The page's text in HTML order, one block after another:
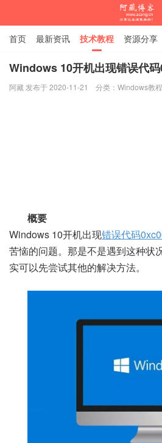
首页 最新资讯 技术教程 资源分享
杂谈随笔
Windows 10开机出现错误代
阿藏 发布于 2020-11-21 分类： Windows教程
概要
Windows 10开机出现错误代码
苦恼的问题。那是不是遇到这种状
实可以先尝试其他的解决方法。